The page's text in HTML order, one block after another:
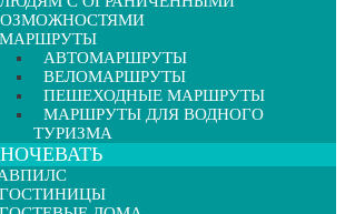
МАРШРУТЫ
АВТОМАРШРУТЫ
ВЕЛОМАРШРУТЫ
ПЕШЕХОДНЫЕ МАРШРУТЫ
МАРШРУТЫ ДЛЯ ВОДНОГО
ТУРИЗМА
ГОСТИНИЦЫ